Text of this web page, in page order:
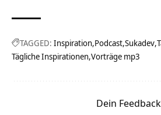
TAGGED: Inspiration Podcast Sukadev
Tägliche Inspirationen Vorträge mp3
Dein